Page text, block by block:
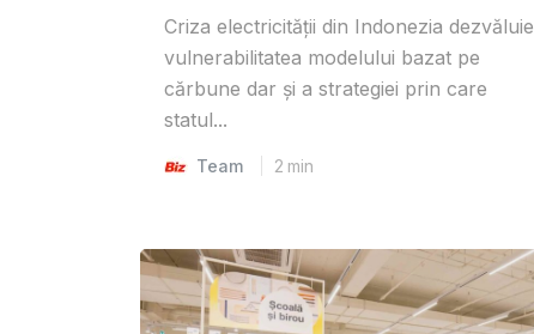
Criza electricității din Indonezia dezvăluie
vulnerabilitatea modelului bazat pe
cărbune dar și a strategiei prin care
statul...
Team 2 min